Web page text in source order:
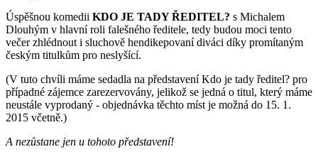
Úspěšnou komedii KDO JE TADY ŘEDITEL? s Michalem
Dlouhým v hlavní roli falešného ředitele, tedy budou moci tento
večer zhlédnout i sluchově hendikepovaní diváci díky promítaným
českým titulkům pro neslyšící.
(V tuto chvíli máme sedadla na představení Kdo je tady ředitel? pro
případné zájemce zarezervovány, jelikož se jedná o titul, který máme
neustále vyprodaný - objednávka těchto míst je možná do 15. 1.
2015 včetně.)
A nezůstane jen u tohoto představení!